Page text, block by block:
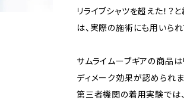
リライブシャツを超えた！？
は、実際の施術にも用いられ
サムライムーブギアの商品
ディメーク効果が認められま
第三者機関の着用実験では